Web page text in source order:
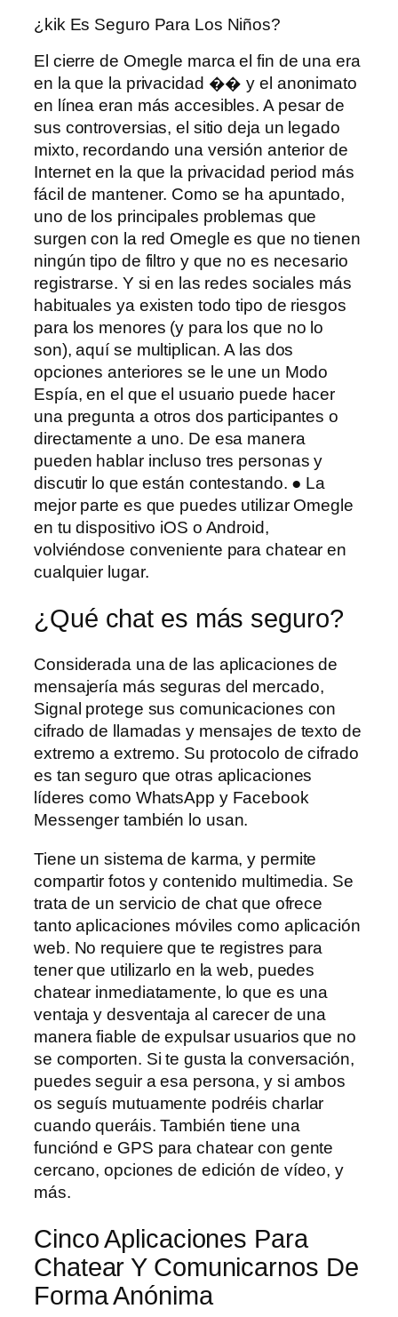
¿kik Es Seguro Para Los Niños?
El cierre de Omegle marca el fin de una era
en la que la privacidad �� y el anonimato
en línea eran más accesibles. A pesar de
sus controversias, el sitio deja un legado
mixto, recordando una versión anterior de
Internet en la que la privacidad period más
fácil de mantener. Como se ha apuntado,
uno de los principales problemas que
surgen con la red Omegle es que no tienen
ningún tipo de filtro y que no es necesario
registrarse. Y si en las redes sociales más
habituales ya existen todo tipo de riesgos
para los menores (y para los que no lo
son), aquí se multiplican. A las dos
opciones anteriores se le une un Modo
Espía, en el que el usuario puede hacer
una pregunta a otros dos participantes o
directamente a uno. De esa manera
pueden hablar incluso tres personas y
discutir lo que están contestando. ● La
mejor parte es que puedes utilizar Omegle
en tu dispositivo iOS o Android,
volviéndose conveniente para chatear en
cualquier lugar.
¿Qué chat es más seguro?
Considerada una de las aplicaciones de
mensajería más seguras del mercado,
Signal protege sus comunicaciones con
cifrado de llamadas y mensajes de texto de
extremo a extremo. Su protocolo de cifrado
es tan seguro que otras aplicaciones
líderes como WhatsApp y Facebook
Messenger también lo usan.
Tiene un sistema de karma, y permite
compartir fotos y contenido multimedia. Se
trata de un servicio de chat que ofrece
tanto aplicaciones móviles como aplicación
web. No requiere que te registres para
tener que utilizarlo en la web, puedes
chatear inmediatamente, lo que es una
ventaja y desventaja al carecer de una
manera fiable de expulsar usuarios que no
se comporten. Si te gusta la conversación,
puedes seguir a esa persona, y si ambos
os seguís mutuamente podréis charlar
cuando queráis. También tiene una
funciónd e GPS para chatear con gente
cercano, opciones de edición de vídeo, y
más.
Cinco Aplicaciones Para
Chatear Y Comunicarnos De
Forma Anónima